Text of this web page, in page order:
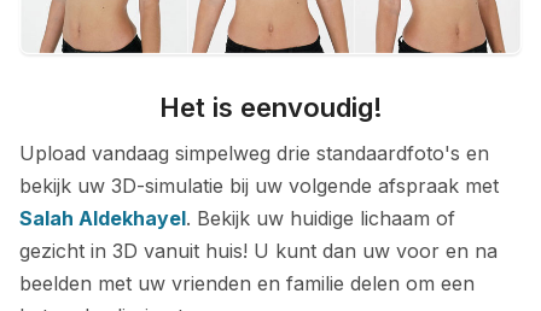
Het is eenvoudig!
Upload vandaag simpelweg drie standaardfoto's en
bekijk uw 3D-simulatie bij uw volgende afspraak met
Salah Aldekhayel. Bekijk uw huidige lichaam of
gezicht in 3D vanuit huis! U kunt dan uw voor en na
beelden met uw vrienden en familie delen om een